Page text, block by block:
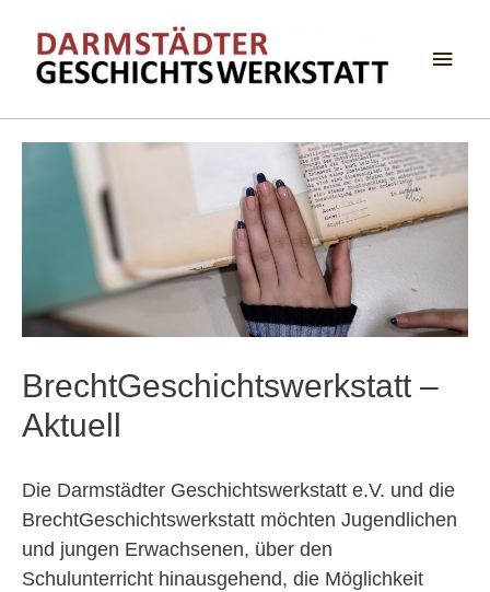
BrechtGeschichtswerkstatt –
Aktuell
Die Darmstädter Geschichtswerkstatt e.V. und die
BrechtGeschichtswerkstatt möchten Jugendlichen
und jungen Erwachsenen, über den
Schulunterricht hinausgehend, die Möglichkeit